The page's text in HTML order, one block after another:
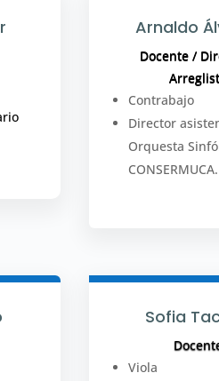
Arnaldo
Docente /
Contrabajo
Director
Orquesta
CONSERMUCA.
Sofia
Viola